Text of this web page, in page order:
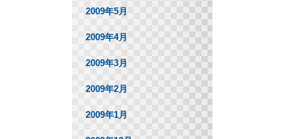
2009年5月
2009年4月
2009年3月
2009年2月
2009年1月